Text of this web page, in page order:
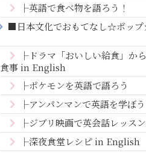
├英語で食べ物を語ろう！
■日本文化でおもてなし☆ポップ
├ドラマ「おいしい給食」か
食事 in English
├ポケモンを英語で語ろう
├アンパンマンで英語を学ぼう
├ジブリ映画で英会話レッス
├深夜食堂レシピ in English